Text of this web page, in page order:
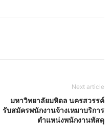
Next article
มหาวิทยาลัยมหิดล นครสวรรค์
รับสมัครพนักงานจ้างเหมาบริการ
ตำแหน่งพนักงานพัสดุ